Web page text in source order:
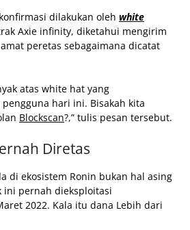
dilakukan oleh white
Axie infinity, diketahui mengirim
peretas sebagaimana dicatat
atas white hat yang
hari ini. Bisakah kita
Blockscan?,” tulis pesan tersebut.
Diretas
di ekosistem Ronin bukan hal asing
ini pernah dieksploitasi
2022. Kala itu dana Lebih dari